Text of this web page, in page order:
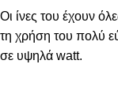
Οι ίνες του έχουν
τη χρήση του πολύ
σε υψηλά watt.